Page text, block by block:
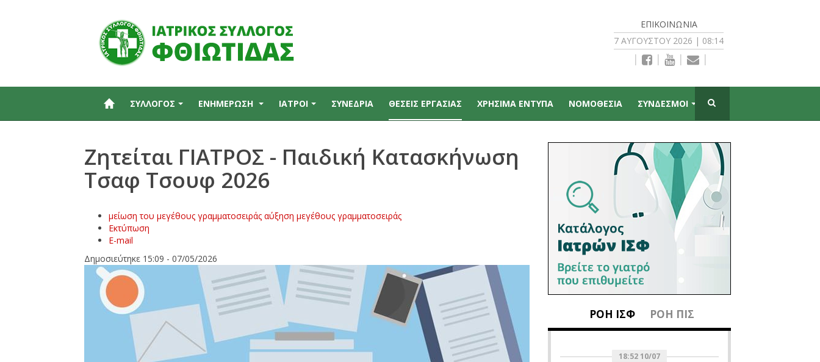
ΕΠΙΚΟΙΝΩΝΊΑ
7 ΑΥΓΟΎΣΤΟΥ 2026 | 08:14
| | | |
ΣΥΛΛΟΓΟΣ ΕΝΗΜΕΡΩΣΗ ΙΑΤΡΟΙ ΣΥΝΕΔΡΙΑ ΘΕΣΕΙΣ ΕΡΓΑΣΙΑΣ ΧΡΗΣΙΜΑ ΕΝΤΥΠΑ ΝΟΜΟΘΕΣΙΑ ΣΥΝΔΕΣΜΟΙ
Zητείται ΓΙΑΤΡΟΣ - Παιδική Κατασκήνωση
Τσαφ Τσουφ 2026
μείωση του μεγέθους γραμματοσειράς αύξηση μεγέθους γραμματοσειράς
Εκτύπωση
E-mail
Δημοσιεύτηκε 15:09 - 07/05/2026
ΡΟΗ ΙΣΦ ΡΟΗ ΠΙΣ
18:52 10/07